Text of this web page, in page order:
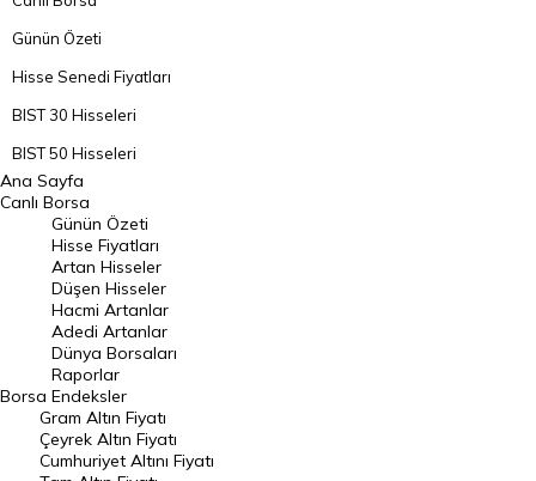
Günün Özeti
Hisse Senedi Fiyatları
BIST 30 Hisseleri
BIST 50 Hisseleri
BIST 100 Hisseleri
En Çok Artan Hisseler
En Çok Düşen Hisseler
Hacmi Artanlar
Geçmiş Kapanışlar
Dünya Borsaları
Raporlar
Endeksler
Ana Sayfa
Canlı Borsa
Borsa
Günün Özeti
Hisse Fiyatları
Artan Hisseler
Düşen Hisseler
Hacmi Artanlar
Adedi Artanlar
Dünya Borsaları
Raporlar
Endeksler
Gram Altın Fiyatı
Çeyrek Altın Fiyatı
Cumhuriyet Altını Fiyatı